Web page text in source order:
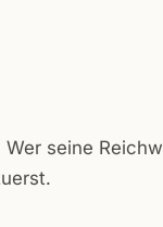
Wer seine